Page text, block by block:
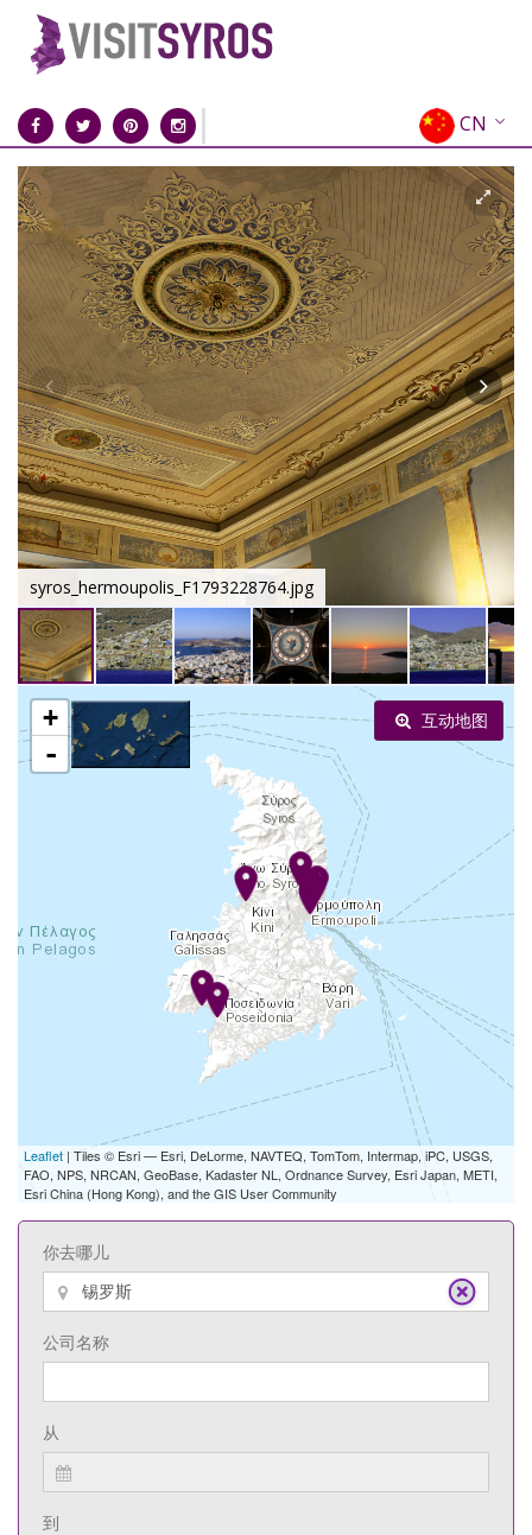
CN
EN
EL
FR
DE
IT
ES
RU
syros_hermoupolis_F1793228764.jpg
+
-
Leaflet | Tiles © Esri — Esri, DeLorme, NAVTEQ, TomTom, Intermap, iPC, USGS,
FAO, NPS, NRCAN, GeoBase, Kadaster NL, Ordnance Survey, Esri Japan, METI,
Esri China (Hong Kong), and the GIS User Community
互动地图
你去哪儿
公司名称
从
到